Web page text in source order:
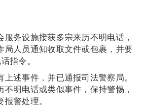
务设施接获多宗来历不明电话，
局人员通知收取文件或包裹，并要
指令。
述事件，并已通报司法警察局。
明电话或类似事件，保持警惕，
警处理。